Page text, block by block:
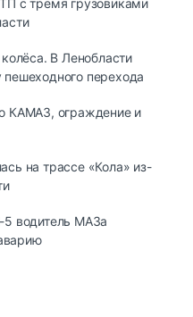
с тремя грузовиками
В Ленобласти
перехода
КАМАЗ, ограждение и
на трассе «Кола» из-
водитель МАЗа